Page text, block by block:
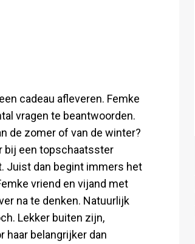
cadeau afleveren. Femke
vragen te beantwoorden.
de zomer of van de winter?
bij een topschaatsster
Juist dan begint immers het
vriend en vijand met
na te denken. Natuurlijk
Lekker buiten zijn,
haar belangrijker dan